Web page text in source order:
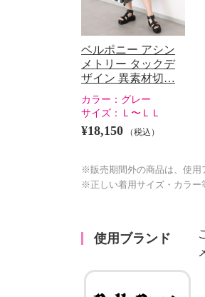
ベルポニー アシン
メトリー タックデ
ザイン 異素材切…
カラー： グレー
サイズ：
Ｌ〜ＬＬ
¥18,150 （税込）
※販売期間外の商品は、使用
※正しい着用サイズ・カラー
使用ブランド